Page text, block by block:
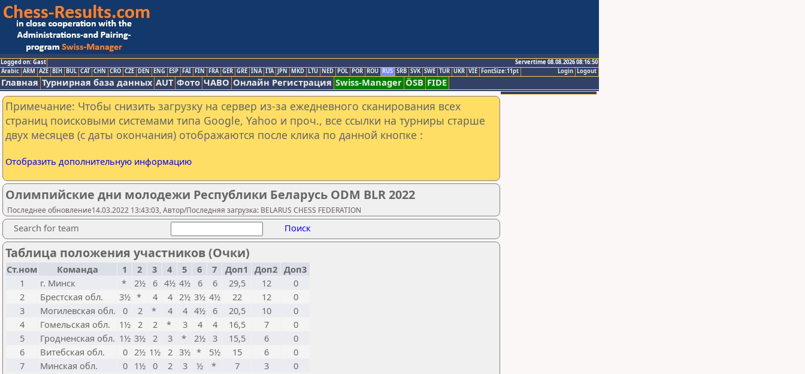
Logged on: Gast
Servertime 08.08.2026 08:16:50
Logout
Login
Arabic ARM AZE BIH BUL CAT CHN CRO CZE DEN ENG ESP FAI FIN FRA GER GRE INA ITA JPN MKD LTU NED POL POR ROU RUS SRB SVK SWE TUR UKR VIE FontSize:11pt
Главная Турнирная база данных AUT Фото ЧАВО Онлайн Регистрация Swiss-Manager ÖSB FIDE
Примечание: Чтобы снизить загрузку на сервер из-за ежедневного сканирования всех
страниц поисковыми системами типа Google, Yahoo и проч., все ссылки на турниры старше
двух месяцев (с даты окончания) отображаются после клика по данной кнопке :
Отобразить дополнительную информацию
Олимпийские дни молодежи Республики Беларусь ODM BLR 2022
Последнее обновление14.03.2022 13:43:03, Автор/Последняя загрузка: BELARUS CHESS FEDERATION
Search for team Поиск
Таблица положения участников (Очки)
Ст.ном Команда 1 2 3 4 5 6 7 Доп1 Доп2 Доп3
1
г. Минск * 2½ 6 4½ 4½ 6 6 29,5 12
0
2
Брестская обл. 3½ * 4 4 2½ 3½ 4½ 22 12
0
3
Могилевская обл. 0 2 * 4 4 4½ 6 20,5 10
0
4
Гомельская обл. 1½ 2 2 * 3 4 4 16,5 7
0
5
Гродненская обл. 1½ 3½ 2 3 * 2½ 3 15,5 6
0
6
Витебская обл. 0 2½ 1½ 2 3½ * 5½ 15 6
0
7
Минская обл. 0 1½ 0 2 3 ½ * 7 3
0